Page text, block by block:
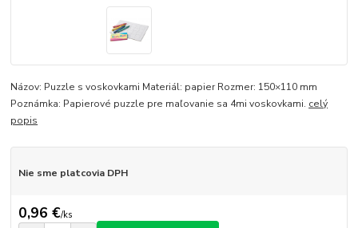
Názov: Puzzle s voskovkami Materiál: papier Rozmer: 150×110 mm
Poznámka: Papierové puzzle pre maľovanie sa 4mi voskovkami. celý
popis
Nie sme platcovia DPH
0,96 €/ks